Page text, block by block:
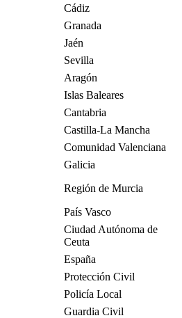
Cádiz
Granada
Jaén
Sevilla
Aragón
Islas Baleares
Cantabria
Castilla-La Mancha
Comunidad Valenciana
Galicia
Región de Murcia
País Vasco
Ciudad Autónoma de
Ceuta
España
Protección Civil
Policía Local
Guardia Civil